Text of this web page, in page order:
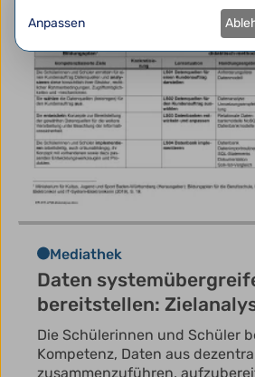
Mediathek
Daten
bereitstellen:
Die Schülerinnen und Schüler
Kompetenz, Daten aus
zusammenzuführen,
Anpassen